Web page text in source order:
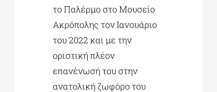
το Παλέρμο στο Μουσείο
Ακρόπολης τον Ιανουάριο
του 2022 και με την
οριστική πλέον
επανένωσή του στην
ανατολική ζωφόρο του